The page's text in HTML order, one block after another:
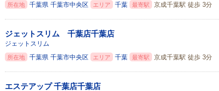
所在地 千葉県 千葉市中央区 エリア 千葉 最寄駅 京成千葉駅 徒歩 3分
ジェットスリム 千葉店千葉店
ジェットスリム
所在地 千葉県 千葉市中央区 エリア 千葉 最寄駅 京成千葉駅 徒歩 3分
エステアップ 千葉店千葉店